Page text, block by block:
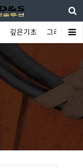
깊은기초 그라우팅